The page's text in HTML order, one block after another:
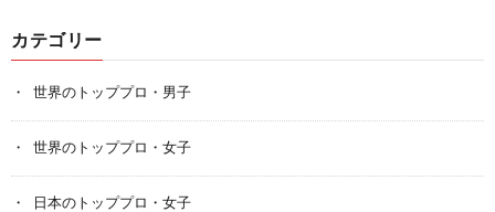
カテゴリー
世界のトッププロ・男子
世界のトッププロ・女子
日本のトッププロ・女子